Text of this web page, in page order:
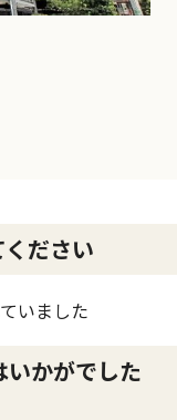
ださい
いました
いかがでした